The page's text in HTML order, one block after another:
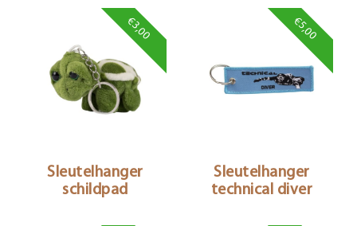
€3,00
Sleutelhanger
schildpad
€5,00
Sleutelhanger
technical diver